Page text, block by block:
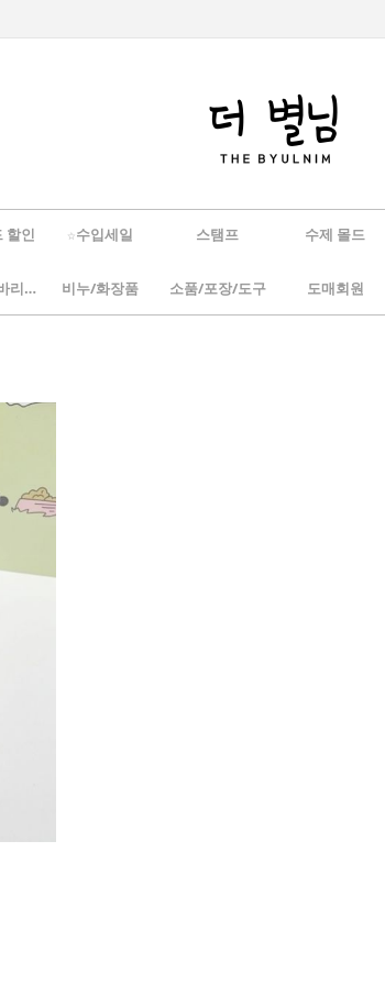
할인 ☆수입세일 스탬프 수제 몰드
향수/룸/하바리움 비누/화장품 소품/포장/도구 도매회원